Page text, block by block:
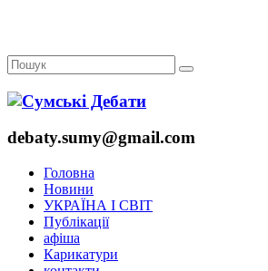
debaty.sumy@gmail.com
Головна
Новини
УКРАЇНА І СВІТ
Публікації
афіша
Карикатури